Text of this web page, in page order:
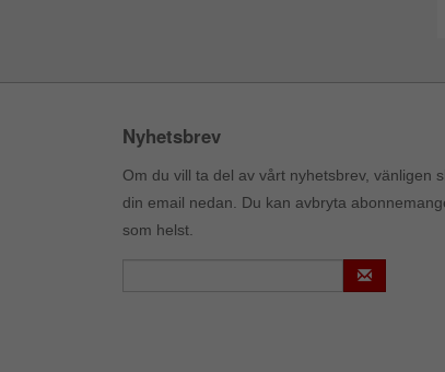
Nyhetsbrev
Om du vill ta del av vårt nyhetsbrev, vänligen
din email nedan. Du kan avbryta
som helst.